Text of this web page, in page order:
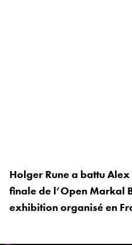
Holger Rune a battu
finale de l’Open Markal
exhibition organisé en